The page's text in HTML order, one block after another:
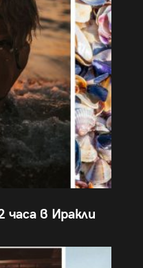
часа в Иракли